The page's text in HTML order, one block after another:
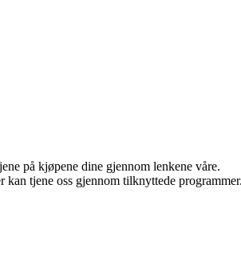
på kjøpene dine gjennom lenkene våre.
tjene oss gjennom tilknyttede